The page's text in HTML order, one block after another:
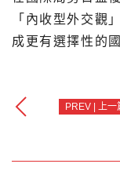
「內收型外交觀
成更有選擇性的
PREV | 上一